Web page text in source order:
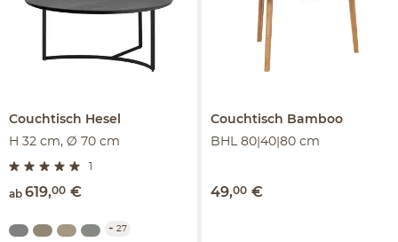
Couchtisch Hesel
H 32 cm, Ø 70 cm
1
ab 619,00 €
+ 27
Couchtisch Bamboo
BHL 80|40|80 cm
49,00 €